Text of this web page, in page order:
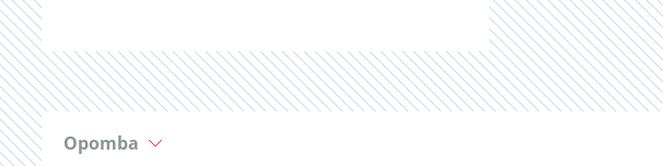
Opomba